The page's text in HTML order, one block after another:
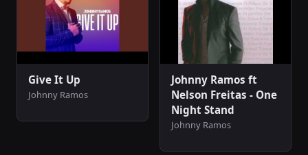
Give It Up
Johnny Ramos
Johnny Ramos ft
Nelson Freitas - One
Night Stand
Johnny Ramos